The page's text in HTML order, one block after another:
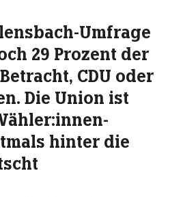
Umfrage
29 Prozent der
CDU oder
Die Union ist
hinter die